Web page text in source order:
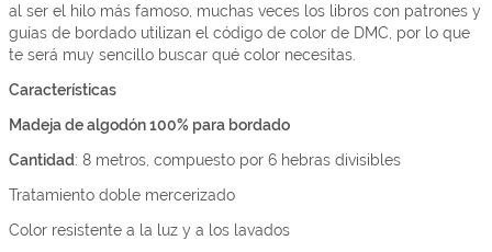
al ser el hilo más famoso, muchas veces los libros con patrones y
guías de bordado utilizan el código de color de DMC, por lo que
te será muy sencillo buscar qué color necesitas.
Características
Madeja de algodón 100% para bordado
Cantidad: 8 metros, compuesto por 6 hebras divisibles
Tratamiento doble mercerizado
Color resistente a la luz y a los lavados